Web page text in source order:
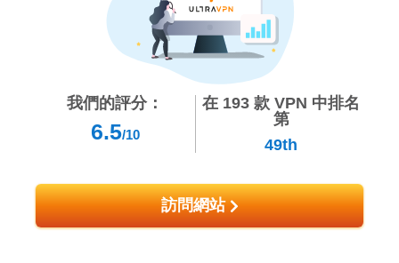
我們的評分：
6.5/10
在 193 款 VPN 中排名
第
49th
訪問網站